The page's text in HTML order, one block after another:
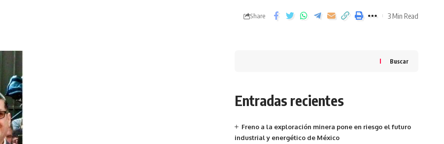
Share 3 Min Read
Buscar
Entradas recientes
Freno a la exploración minera pone en riesgo el futuro
industrial y energético de México